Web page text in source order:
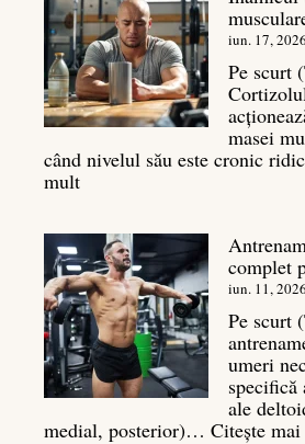
mișcări
pentru
un
spate
masiv
iun. 17, 2026
Pe scurt
masei
când nivelul său este cronic
mult:
culturism:
Inamicul
tăcut
al
masei
musculare
complet
iun. 11, 2026
Pe scurt
umeri
specifică
ale
medial, posterior)… Citește